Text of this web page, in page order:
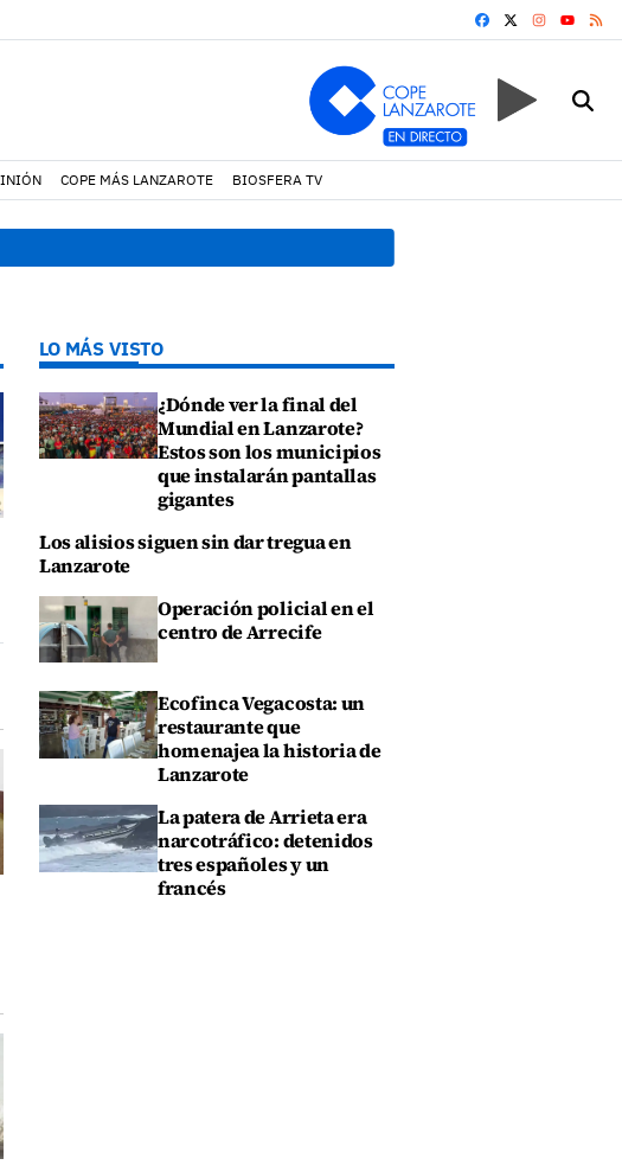
FACEBOOK
YOUTUBE
COPE MÁS LANZAROTE BIOSFERA TV
cortejo de hubara cerca del rally de Lanzarote
LO MÁS VISTO
¿Dónde ver la final del
Mundial en Lanzarote?
Estos son los municipios
que instalarán pantallas
gigantes
Los alisios siguen sin dar tregua en
Lanzarote
Operación policial en el
centro de Arrecife
Ecofinca Vegacosta: un
restaurante que
homenajea la historia de
Lanzarote
La patera de Arrieta era
narcotráfico: detenidos
tres españoles y un
francés